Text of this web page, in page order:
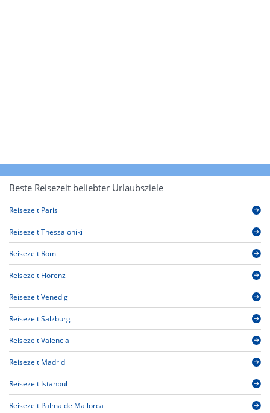
Beste Reisezeit beliebter Urlaubsziele
Reisezeit Paris
Reisezeit Thessaloniki
Reisezeit Rom
Reisezeit Florenz
Reisezeit Venedig
Reisezeit Salzburg
Reisezeit Valencia
Reisezeit Madrid
Reisezeit Istanbul
Reisezeit Palma de Mallorca